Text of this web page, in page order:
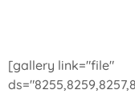
[gallery link="file"